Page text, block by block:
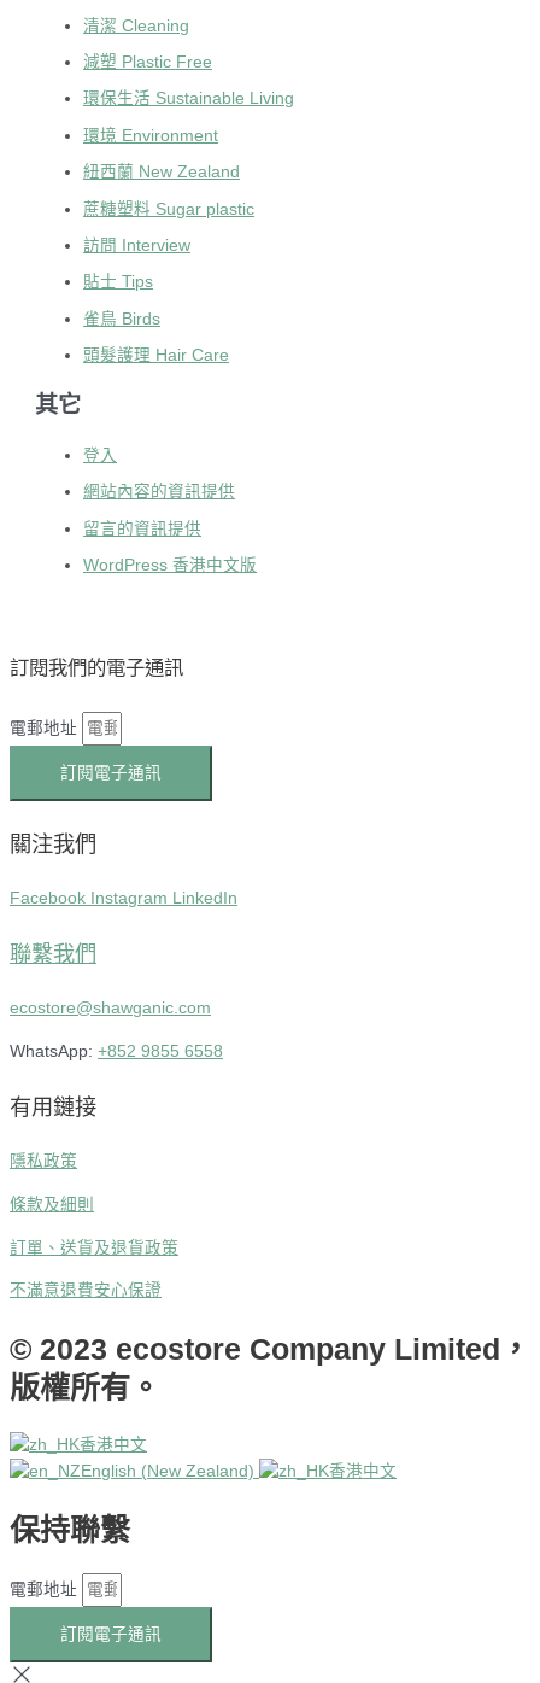
清潔 Cleaning
減塑 Plastic Free
環保生活 Sustainable Living
環境 Environment
紐西蘭 New Zealand
蔗糖塑料 Sugar plastic
訪問 Interview
貼士 Tips
雀鳥 Birds
頭髮護理 Hair Care
其它
登入
網站內容的資訊提供
留言的資訊提供
WordPress 香港中文版
訂閱我們的電子通訊
電郵地址
訂閱電子通訊
關注我們
Facebook Instagram LinkedIn
聯繫我們
ecostore@shawganic.com
WhatsApp: +852 9855 6558
有用鏈接
隱私政策
條款及細則
訂單、送貨及退貨政策
不滿意退費安心保證
© 2023 ecostore Company Limited，
版權所有。
香港中文
English (New Zealand)
香港中文
保持聯繫
電郵地址
訂閱電子通訊